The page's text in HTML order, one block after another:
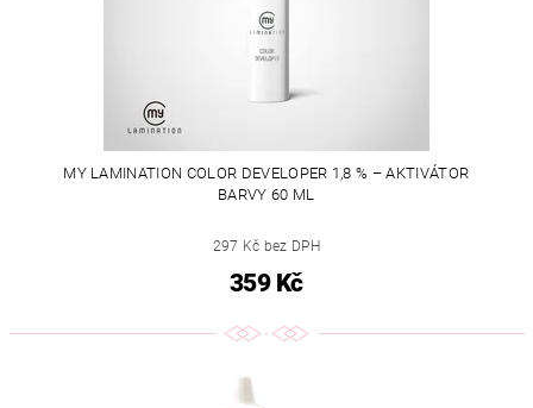
MY LAMINATION COLOR DEVELOPER 1,8 % – AKTIVÁTOR
BARVY 60 ML
297 Kč bez DPH
359 Kč